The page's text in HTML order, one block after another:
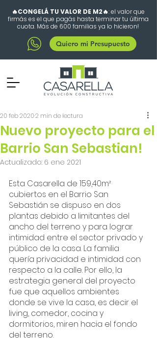
🔥CONGELÁ TU VALOR DE M2🔥: el valor que
firmás es el que pagás hasta terminar tu última
cuota. Más de 600 familias ya lo hicieron!
Quiero mi Presupuesto
Nuevo proyecto para el
Barrio San Sebastian!
20 feb 20202 min de lectura
Actualizado: 6 ene 2021
Esta Casarella de 159,40m²
cubiertos en el Barrio San
Sebastián se dispuso en dos
plantas debido a limitantes del
ancho del terreno y para lograr
intimidad entre el sector privado y
público de la casa. La familia
quería privacidad e intimidad con
respecto a la calle. Por ello, la
estrategia general del proyecto
fue que aquellos ambientes
donde se vive la casa, es decir el
living, comedor, cocina y
dormitorios, miren hacia el fondo
del terreno.